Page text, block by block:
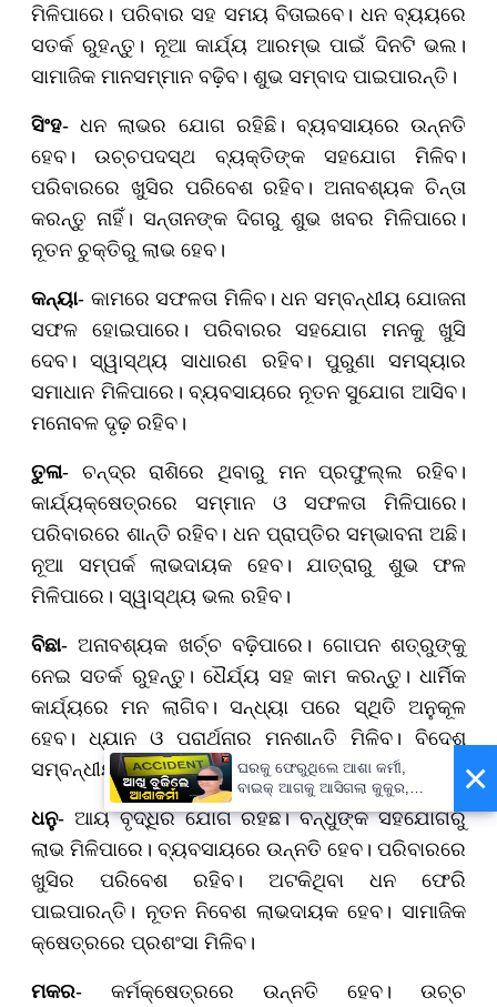
ମିଳିପାରେ। ପରିବାର ସହ ସମୟ ବିତାଇବେ। ଧନ ବ୍ୟୟରେ
ସତର୍କ ରୁହନ୍ତୁ। ନୂଆ କାର୍ଯ୍ୟ ଆରମ୍ଭ ପାଇଁ ଦିନଟି ଭଲ।
ସାମାଜିକ ମାନସମ୍ମାନ ବଢ଼ିବ। ଶୁଭ ସମ୍ବାଦ ପାଇପାରନ୍ତି।
ସିଂହ- ଧନ ଲାଭର ଯୋଗ ରହିଛି। ବ୍ୟବସାୟରେ ଉନ୍ନତି
ହେବ। ଉଚ୍ଚପଦସ୍ଥ ବ୍ୟକ୍ତିଙ୍କ ସହଯୋଗ ମିଳିବ।
ପରିବାରରେ ଖୁସିର ପରିବେଶ ରହିବ। ଅନାବଶ୍ୟକ ଚିନ୍ତା
କରନ୍ତୁ ନାହିଁ। ସନ୍ତାନଙ୍କ ଦିଗରୁ ଶୁଭ ଖବର ମିଳିପାରେ।
ନୂତନ ଚୁକ୍ତିରୁ ଲାଭ ହେବ।
କନ୍ୟା- କାମରେ ସଫଳତା ମିଳିବ। ଧନ ସମ୍ବନ୍ଧୀୟ ଯୋଜନା
ସଫଳ ହୋଇପାରେ। ପରିବାରର ସହଯୋଗ ମନକୁ ଖୁସି
ଦେବ। ସ୍ୱାସ୍ଥ୍ୟ ସାଧାରଣ ରହିବ। ପୁରୁଣା ସମସ୍ୟାର
ସମାଧାନ ମିଳିପାରେ। ବ୍ୟବସାୟରେ ନୂତନ ସୁଯୋଗ ଆସିବ।
ମନୋବଳ ଦୃଢ଼ ରହିବ।
ତୁଳା- ଚନ୍ଦ୍ର ରାଶିରେ ଥିବାରୁ ମନ ପ୍ରଫୁଲ୍ଲ ରହିବ।
କାର୍ଯ୍ୟକ୍ଷେତ୍ରରେ ସମ୍ମାନ ଓ ସଫଳତା ମିଳିପାରେ।
ପରିବାରରେ ଶାନ୍ତି ରହିବ। ଧନ ପ୍ରାପ୍ତିର ସମ୍ଭାବନା ଅଛି।
ନୂଆ ସମ୍ପର୍କ ଲାଭଦାୟକ ହେବ। ଯାତ୍ରାରୁ ଶୁଭ ଫଳ
ମିଳିପାରେ। ସ୍ୱାସ୍ଥ୍ୟ ଭଲ ରହିବ।
ବିଛା- ଅନାବଶ୍ୟକ ଖର୍ଚ୍ଚ ବଢ଼ିପାରେ। ଗୋପନ ଶତ୍ରୁଙ୍କୁ
ନେଇ ସତର୍କ ରୁହନ୍ତୁ। ଧୈର୍ଯ୍ୟ ସହ କାମ କରନ୍ତୁ। ଧାର୍ମିକ
କାର୍ଯ୍ୟରେ ମନ ଲାଗିବ। ସନ୍ଧ୍ୟା ପରେ ସ୍ଥିତି ଅନୁକୂଳ
ହେବ। ଧ୍ୟାନ ଓ ପ୍ରାର୍ଥନାରୁ ମନଶାନ୍ତି ମିଳିବ। ବିଦେଶ
ସମ୍ବନ୍ଧୀୟ କାର୍ଯ୍ୟରେ ଲାଭ ହୋଇପାରେ।
ଧନୁ- ଆୟ ବୃଦ୍ଧିର ଯୋଗ ରହିଛି। ବନ୍ଧୁଙ୍କ ସହଯୋଗରୁ
ଲାଭ ମିଳିପାରେ। ବ୍ୟବସାୟରେ ଉନ୍ନତି ହେବ। ପରିବାରରେ
ଖୁସିର ପରିବେଶ ରହିବ। ଅଟକିଥିବା ଧନ ଫେରି
ପାଇପାରନ୍ତି। ନୂତନ ନିବେଶ ଲାଭଦାୟକ ହେବ। ସାମାଜିକ
କ୍ଷେତ୍ରରେ ପ୍ରଶଂସା ମିଳିବ।
ମକର- କର୍ମକ୍ଷେତ୍ରରେ ଉନ୍ନତି ହେବ। ଉଚ୍ଚ
×
ଘରକୁ ଫେରୁଥିଲେ ଆଶା କର୍ମୀ,
ବାଇକ୍ ଆଗକୁ ଆସିଗଲା କୁକୁର,